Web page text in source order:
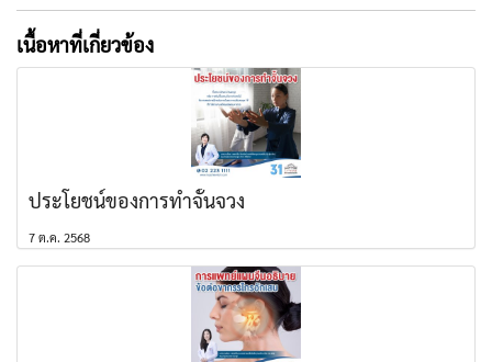
เนื้อหาที่เกี่ยวข้อง
ประโยชน์ของการทำจั้นจวง
7 ต.ค. 2568